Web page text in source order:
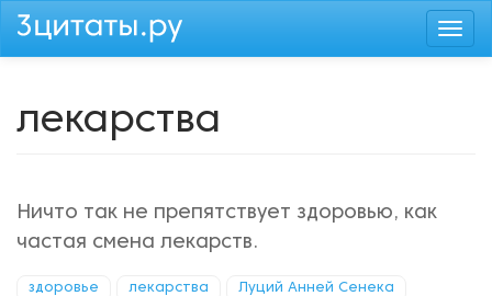
Перейти
лекарства
Ничто так не препятствует здоровью, как
частая смена лекарств.
здоровье лекарства Луций Анней Сенека